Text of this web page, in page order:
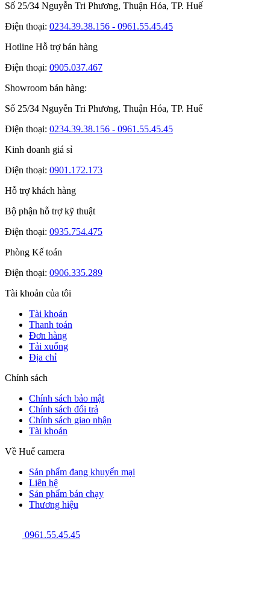
Số 25/34 Nguyễn Tri Phương, Thuận Hóa, TP. Huế
Điện thoại: 0234.39.38.156 - 0961.55.45.45
Hotline Hỗ trợ bán hàng
Điện thoại: 0905.037.467
Showroom bán hàng:
Số 25/34 Nguyễn Tri Phương, Thuận Hóa, TP. Huế
Điện thoại: 0234.39.38.156 - 0961.55.45.45
Kinh doanh giá sỉ
Điện thoại: 0901.172.173
Hỗ trợ khách hàng
Bộ phận hỗ trợ kỹ thuật
Điện thoại: 0935.754.475
Phòng Kế toán
Điện thoại: 0906.335.289
Tài khoản của tôi
Tài khoản
Thanh toán
Đơn hàng
Tải xuống
Địa chỉ
Chính sách
Chính sách bảo mật
Chính sách đổi trả
Chính sách giao nhận
Tài khoản
Về Huế camera
Sản phẩm đang khuyến mại
Liên hệ
Sản phẩm bán chạy
Thương hiệu
0961.55.45.45